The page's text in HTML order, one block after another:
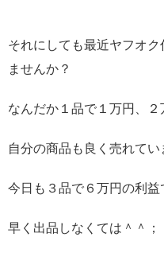
それにしても最近ヤフオ
ませんか？
なんだか１品で１万円、
自分の商品も良く売れて
今日も３品で６万円の利益
早く出品しなくては＾＾；